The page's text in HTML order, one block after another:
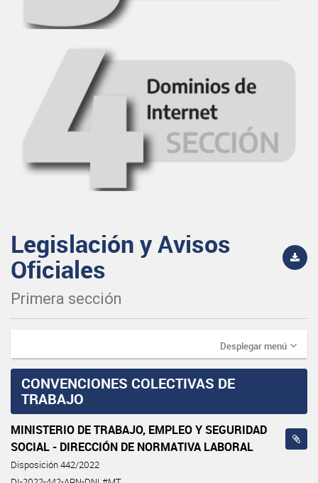
Legislación y Avisos
Oficiales
Primera sección
Desplegar menú
CONVENCIONES COLECTIVAS DE
TRABAJO
MINISTERIO DE TRABAJO, EMPLEO Y SEGURIDAD
SOCIAL - DIRECCIÓN DE NORMATIVA LABORAL
Disposición 442/2022